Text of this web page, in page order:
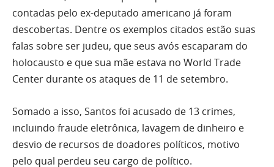
contadas pelo ex-deputado americano já foram
descobertas. Dentre os exemplos citados estão suas
falas sobre ser judeu, que seus avós escaparam do
holocausto e que sua mãe estava no World Trade
Center durante os ataques de 11 de setembro.
Somado a isso, Santos foi acusado de 13 crimes,
incluindo fraude eletrônica, lavagem de dinheiro e
desvio de recursos de doadores políticos, motivo
pelo qual perdeu seu cargo de político.